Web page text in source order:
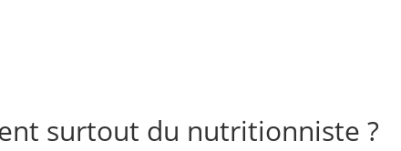
surtout du nutritionniste ?